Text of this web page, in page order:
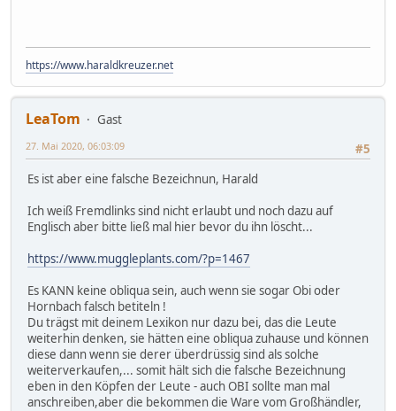
https://www.haraldkreuzer.net
LeaTom
Gast
#5
27. Mai 2020, 06:03:09
Es ist aber eine falsche Bezeichnun, Harald
Ich weiß Fremdlinks sind nicht erlaubt und noch dazu auf
Englisch aber bitte ließ mal hier bevor du ihn löscht...
https://www.muggleplants.com/?p=1467
Es KANN keine obliqua sein, auch wenn sie sogar Obi oder
Hornbach falsch betiteln !
Du trägst mit deinem Lexikon nur dazu bei, das die Leute
weiterhin denken, sie hätten eine obliqua zuhause und können
diese dann wenn sie derer überdrüssig sind als solche
weiterverkaufen,... somit hält sich die falsche Bezeichnung
eben in den Köpfen der Leute - auch OBI sollte man mal
anschreiben,aber die bekommen die Ware vom Großhändler,